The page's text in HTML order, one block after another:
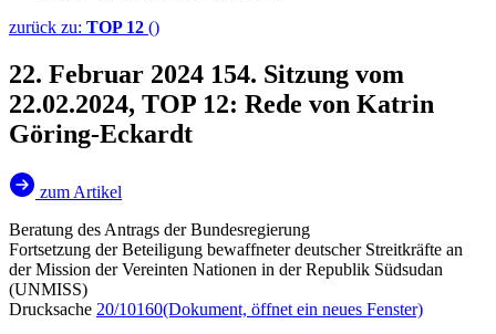
zurück zu: TOP 12 ()
22. Februar 2024 154. Sitzung vom
22.02.2024, TOP 12: Rede von Katrin
Göring-Eckardt
zum Artikel
Beratung des Antrags der Bundesregierung
Fortsetzung der Beteiligung bewaffneter deutscher Streitkräfte an
der Mission der Vereinten Nationen in der Republik Südsudan
(UNMISS)
Drucksache 20/10160(Dokument, öffnet ein neues Fenster)